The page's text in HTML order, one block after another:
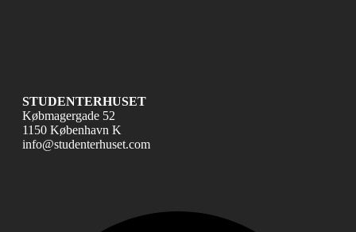
STUDENTERHUSET
Købmagergade 52
1150 København K
info@studenterhuset.com